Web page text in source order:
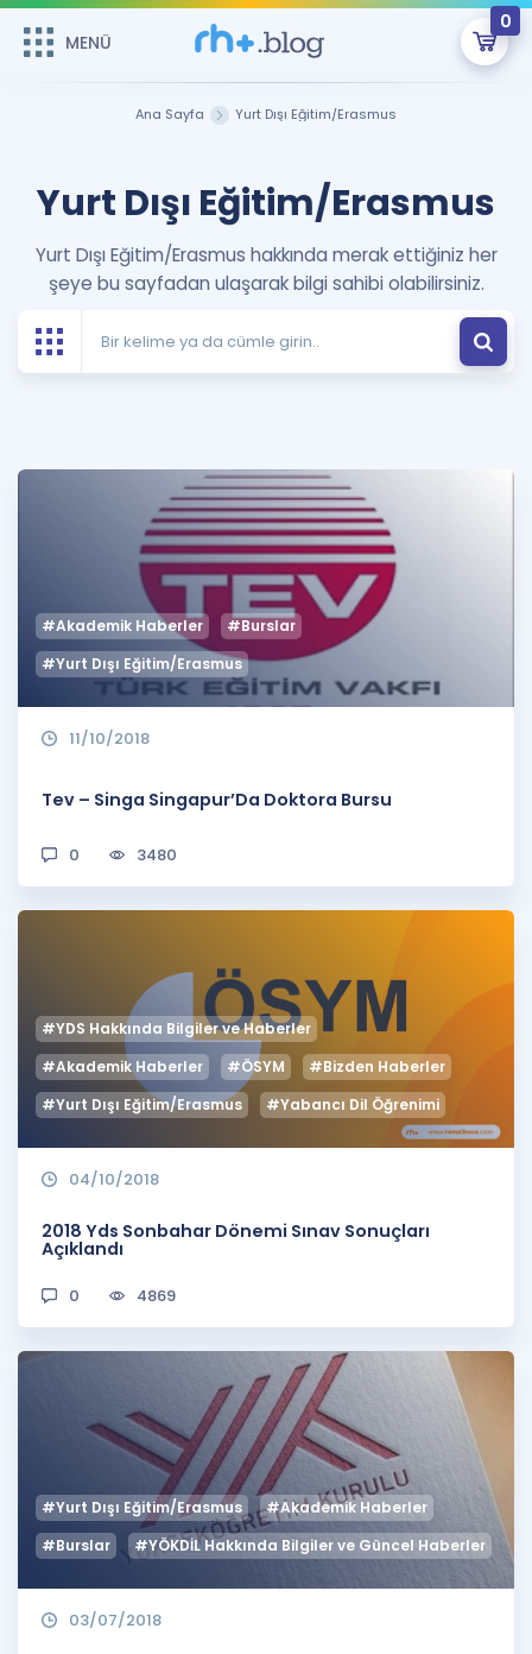
MENÜ
0
GİRİŞ YAP
Sepetin Şu An Boş.
Remzi Hoca ile seni sınava hazırlayacak onlarca eğitim seni
MENÜ
Çalışma Paketleri
Kitaplar ve Kaynaklar
Katılımcı Görüşleri
Puan Hesaplama
Rehberlik Aracı
ÖSYM Sınav Takvimi
Kampanyalar
Kariyer
İletişim
Ana Sayfa Yurt Dışı Eğitim/Erasmus
Yurt Dışı Eğitim/Erasmus
Yurt Dışı Eğitim/Erasmus hakkında merak ettiğiniz her
şeye bu sayfadan ulaşarak bilgi sahibi olabilirsiniz.
#Akademik Haberler
#Burslar
#Yurt Dışı Eğitim/Erasmus
11/10/2018
Tev – Singa Singapur’Da Doktora Bursu
0 3480
#YDS Hakkında Bilgiler ve Haberler
#Akademik Haberler
#ÖSYM
#Bizden Haberler
#Yurt Dışı Eğitim/Erasmus
#Yabancı Dil Öğrenimi
04/10/2018
2018 Yds Sonbahar Dönemi Sınav Sonuçları
Açıklandı
0 4869
#Yurt Dışı Eğitim/Erasmus
#Akademik Haberler
#Burslar
#YÖKDİL Hakkında Bilgiler ve Güncel Haberler
03/07/2018